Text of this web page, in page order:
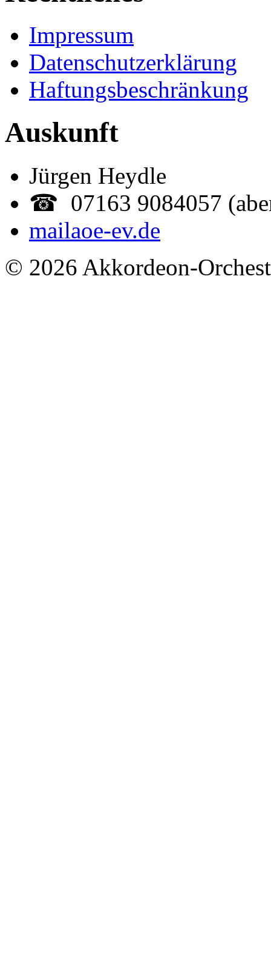
Impressum
Datenschutzerklärung
Haftungsbeschränkung
Auskunft
Jürgen Heydle
☎ 07163 9084057
mailaoe-ev.de
© 2026 Akkordeon-